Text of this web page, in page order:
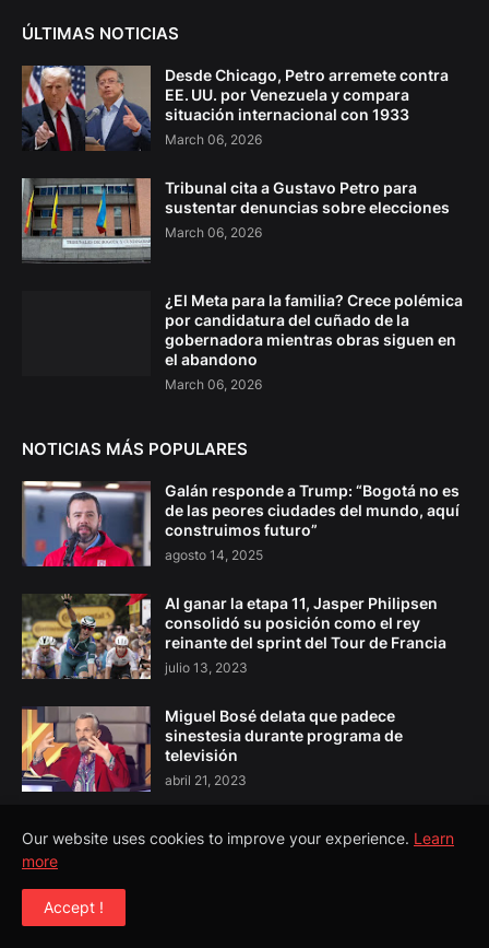
ÚLTIMAS NOTICIAS
Desde Chicago, Petro arremete contra
EE. UU. por Venezuela y compara
situación internacional con 1933
March 06, 2026
Tribunal cita a Gustavo Petro para
sustentar denuncias sobre elecciones
March 06, 2026
¿El Meta para la familia? Crece polémica
por candidatura del cuñado de la
gobernadora mientras obras siguen en
el abandono
March 06, 2026
NOTICIAS MÁS POPULARES
Galán responde a Trump: “Bogotá no es
de las peores ciudades del mundo, aquí
construimos futuro”
agosto 14, 2025
Al ganar la etapa 11, Jasper Philipsen
consolidó su posición como el rey
reinante del sprint del Tour de Francia
julio 13, 2023
Miguel Bosé delata que padece
sinestesia durante programa de
televisión
abril 21, 2023
Copyright ©
Our website uses cookies to improve your experience. Learn
more
Accept !